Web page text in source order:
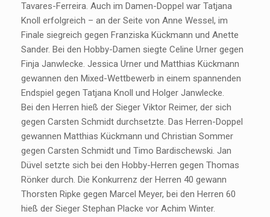
Tavares-Ferreira. Auch im Damen-Doppel war Tatjana
Knoll erfolgreich – an der Seite von Anne Wessel, im
Finale siegreich gegen Franziska Kückmann und Anette
Sander. Bei den Hobby-Damen siegte Celine Urner gegen
Finja Janwlecke. Jessica Urner und Matthias Kückmann
gewannen den Mixed-Wettbewerb in einem spannenden
Endspiel gegen Tatjana Knoll und Holger Janwlecke.
Bei den Herren hieß der Sieger Viktor Reimer, der sich
gegen Carsten Schmidt durchsetzte. Das Herren-Doppel
gewannen Matthias Kückmann und Christian Sommer
gegen Carsten Schmidt und Timo Bardischewski. Jan
Düvel setzte sich bei den Hobby-Herren gegen Thomas
Rönker durch. Die Konkurrenz der Herren 40 gewann
Thorsten Ripke gegen Marcel Meyer, bei den Herren 60
hieß der Sieger Stephan Placke vor Achim Winter.